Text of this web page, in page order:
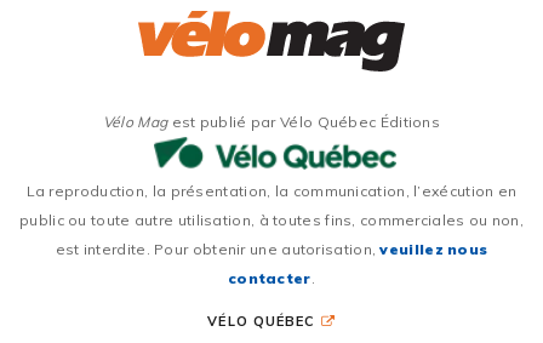
Vélo Magest publié par Vélo Québec Éditions
La reproduction, la présentation, la communication, l’exécution en
public ou toute autre utilisation, à toutes fins, commerciales ou non,
est interdite. Pour obtenir une autorisation,veuillez nous
contacter
VÉLO QUÉBEC